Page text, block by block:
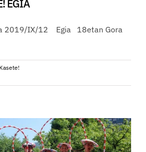
EGIA
2019/IX/12 Egia 18etan Gora